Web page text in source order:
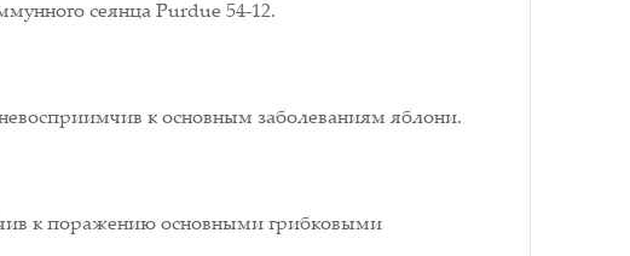
сеянца Purdue 54-12.
к основным заболеваниям яблони.
к поражению основными грибковыми